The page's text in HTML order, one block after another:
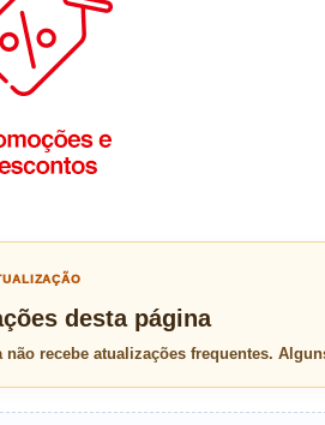
desta página
não recebe atualizações frequentes.